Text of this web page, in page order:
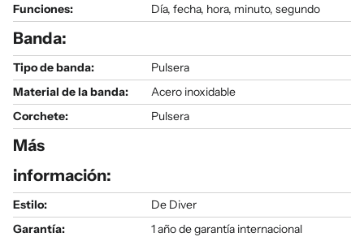
Funciones:
Día, fecha, hora, minuto, segundo
Banda:
Tipo de banda:
Pulsera
Material de la banda:
Acero inoxidable
Corchete:
Pulsera
Más
información:
Estilo:
De Diver
Garantía:
1 año de garantía internacional